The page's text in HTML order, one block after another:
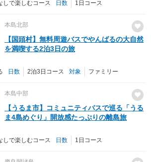
しで楽しむコース 日数 1日コース
本島北部
【国頭村】無料周遊バスでやんばるの大自然
を満喫する2泊3日の旅
日数 2泊3日コース 対象 ファミリー
本島中部
【うるま市】コミュニティバスで巡る「うる
ま4島めぐり」開放感たっぷりの離島旅
しで楽しむコース 日数 1日コース